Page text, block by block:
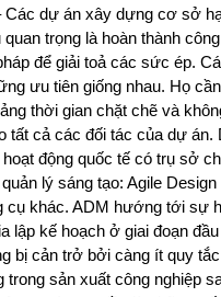
dự án xây dựng cơ sở
quan trọng là hoàn thành
để giải toả các sức ép.
ưu tiên giống nhau. Họ
thời gian chặt chẽ và
tất cả các đối tác của dự
động quốc tế có trụ sở
lý sáng tạo: Agile
cụ khác. ADM hướng tới sự
lập kế hoạch ở giai đoạn
bị cản trở bởi càng ít quy
sản xuất công nghiệp